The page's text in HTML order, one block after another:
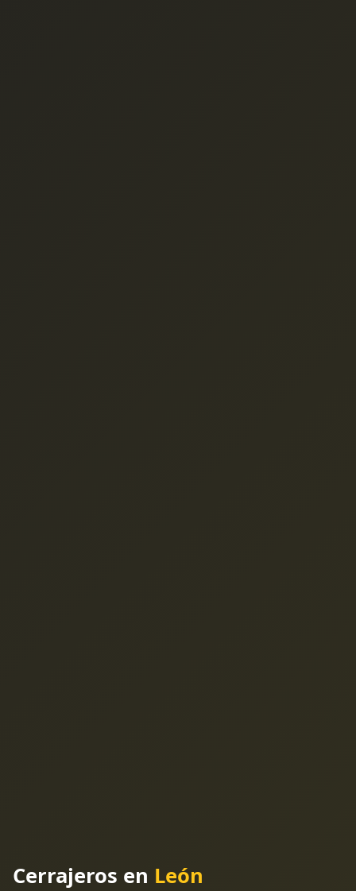
Cerrajeros en León